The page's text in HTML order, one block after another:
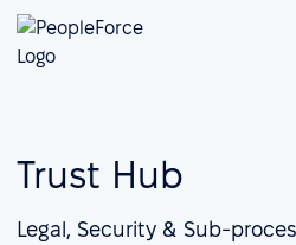
Trust Hub
Legal, Security & Sub-